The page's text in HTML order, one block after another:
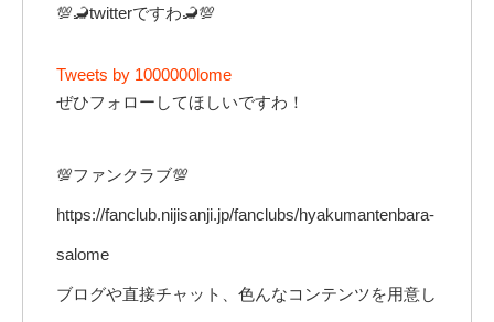
💯🦂twitterですわ🦂💯
Tweets by 1000000lome
ぜひフォローしてほしいですわ！
💯ファンクラブ💯
https://fanclub.nijisanji.jp/fanclubs/hyakumantenbara-
salome
ブログや直接チャット、色んなコンテンツを用意し